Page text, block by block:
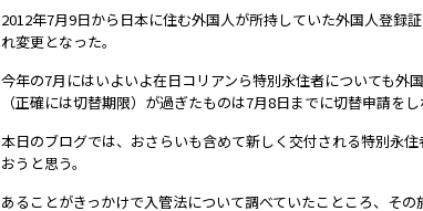
2012年7月9日から日本に住む外国人が所持していた外国人登録
れ変更となった。
今年の7月にはいよいよ在日コリアンら特別永住者についても外
（正確には切替期限）が過ぎたものは7月8日までに切替申請をし
本日のブログでは、おさらいも含めて新しく交付される特別永
おうと思う。
あることがきっかけで入管法について調べていたこところ、その